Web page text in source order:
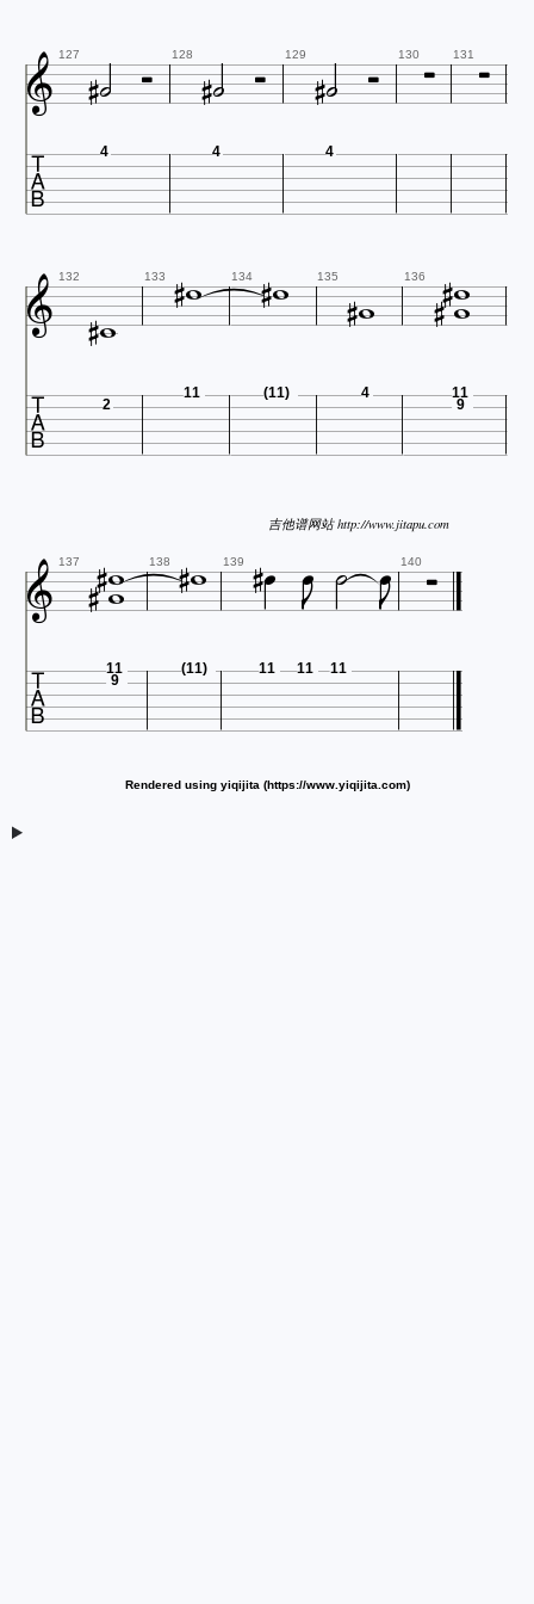
 127   128   129   130  131 
 4 4 4
 132  133  134  135  136 


 2
11 (11) 4 11
9
吉他谱网站 http://www.jitapu.com
 137 

 138  139  
  140 
 11
9
(11) 11 11 11
Rendered using yiqijita (https://www.yiqijita.com)